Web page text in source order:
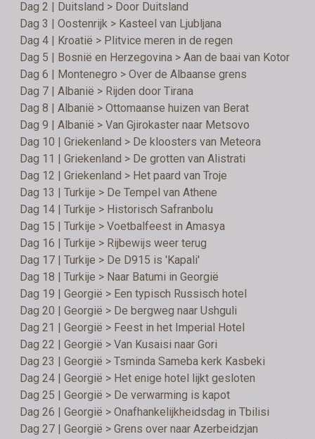
Dag 2 | Duitsland > Door Duitsland
Dag 3 | Oostenrijk > Kasteel van Ljubljana
Dag 4 | Kroatië > Plitvice meren in de regen
Dag 5 | Bosnië en Herzegovina > Aan de baai van Kotor
Dag 6 | Montenegro > Over de Albaanse grens
Dag 7 | Albanië > Rijden door Tirana
Dag 8 | Albanië > Ottomaanse huizen van Berat
Dag 9 | Albanië > Van Gjirokaster naar Metsovo
Dag 10 | Griekenland > De kloosters van Meteora
Dag 11 | Griekenland > De grotten van Alistrati
Dag 12 | Griekenland > Het paard van Troje
Dag 13 | Turkije > De Tempel van Athene
Dag 14 | Turkije > Historisch Safranbolu
Dag 15 | Turkije > Voetbalfeest in Amasya
Dag 16 | Turkije > Rijbewijs weer terug
Dag 17 | Turkije > De D915 is 'Kapali'
Dag 18 | Turkije > Naar Batumi in Georgië
Dag 19 | Georgië > Een typisch Russisch hotel
Dag 20 | Georgië > De bergweg naar Ushguli
Dag 21 | Georgië > Feest in het Imperial Hotel
Dag 22 | Georgië > Van Kusaisi naar Gori
Dag 23 | Georgië > Tsminda Sameba kerk Kasbeki
Dag 24 | Georgië > Het enige hotel lijkt gesloten
Dag 25 | Georgië > De verwarming is kapot
Dag 26 | Georgië > Onafhankelijkheidsdag in Tbilisi
Dag 27 | Georgië > Grens over naar Azerbeidzjan